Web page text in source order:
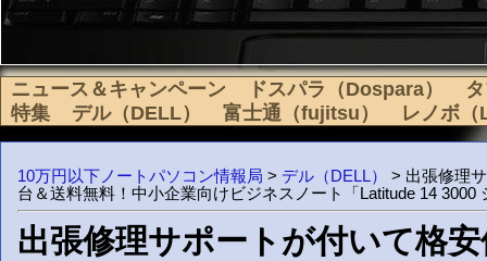
ニュース＆キャンペーン ドスパラ（Dospara）
特集
デル（DELL） 富士通（fujitsu） レノボ
10万円以下ノートパソコン情報局 > デル（DELL）
> 出張修理
台＆送料無料！中小企業向けビジネスノート「Latitude 14 3000
出張修理サポートが付いて格